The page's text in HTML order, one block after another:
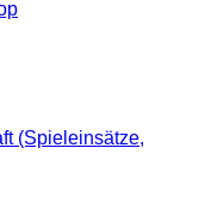
(Spieleinsätze,